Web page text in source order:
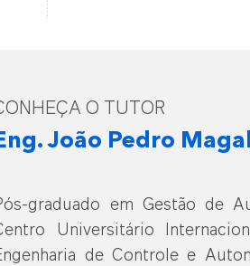
O TUTOR
João Pedro
graduado em Gestão de
Universitário
de Controle e